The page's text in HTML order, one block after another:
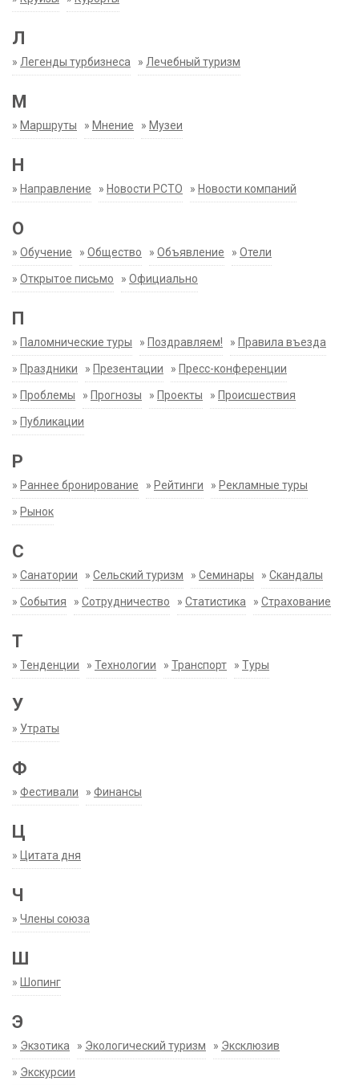
Л
» Легенды турбизнеса » Лечебный туризм
М
» Маршруты » Мнение » Музеи
Н
» Направление » Новости РСТО » Новости компаний
О
» Обучение » Общество » Объявление » Отели
» Открытое письмо » Официально
П
» Паломнические туры » Поздравляем! » Правила въезда
» Праздники » Презентации » Пресс-конференции
» Проблемы » Прогнозы » Проекты » Происшествия
» Публикации
Р
» Раннее бронирование » Рейтинги » Рекламные туры
» Рынок
С
» Санатории » Сельский туризм » Семинары » Скандалы
» События » Сотрудничество » Статистика » Страхование
Т
» Тенденции » Технологии » Транспорт » Туры
У
» Утраты
Ф
» Фестивали » Финансы
Ц
» Цитата дня
Ч
» Члены союза
Ш
» Шопинг
Э
» Экзотика » Экологический туризм » Эксклюзив
» Экскурсии